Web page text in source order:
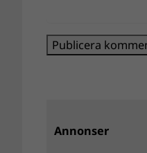
Annonser